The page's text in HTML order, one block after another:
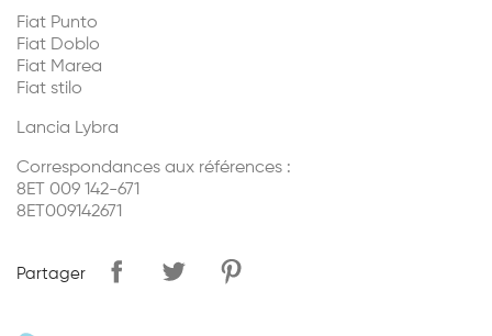
Fiat Punto
Fiat Doblo
Fiat Marea
Fiat stilo
Lancia Lybra
Correspondances aux références :
8ET 009 142-671
8ET009142671
Partager